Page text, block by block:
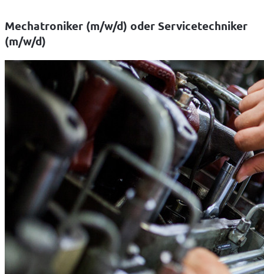
Mechatroniker (m/w/d) oder Servicetechniker
(m/w/d)